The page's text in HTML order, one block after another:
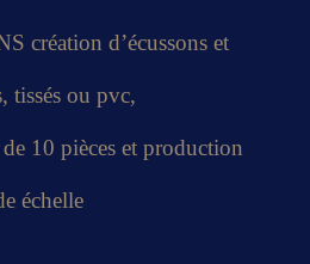
création d’écussons et
tissés ou pvc,
10 pièces et production
échelle